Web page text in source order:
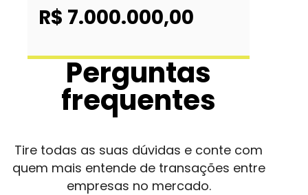
R$ 7.000.000,00
Perguntas
frequentes
Tire todas as suas dúvidas e conte com
quem mais entende de transações entre
empresas no mercado.